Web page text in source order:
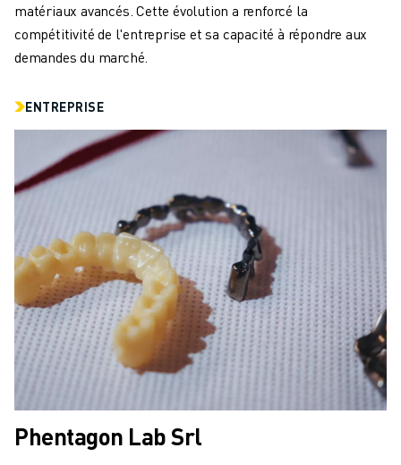
CONTACT
LOCALISATION DES SITES
IMPRESSION
matériaux avancés. Cette évolution a renforcé la
compétitivité de l'entreprise et sa capacité à répondre aux
demandes du marché.
ENTREPRISE
Phentagon Lab Srl